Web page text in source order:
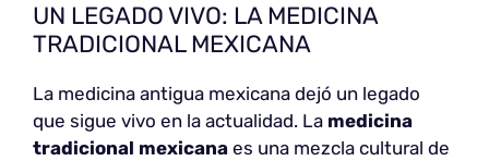
UN LEGADO VIVO: LA MEDICINA
TRADICIONAL MEXICANA
La medicina antigua mexicana dejó un legado
que sigue vivo en la actualidad. La medicina
tradicional mexicana es una mezcla cultural de